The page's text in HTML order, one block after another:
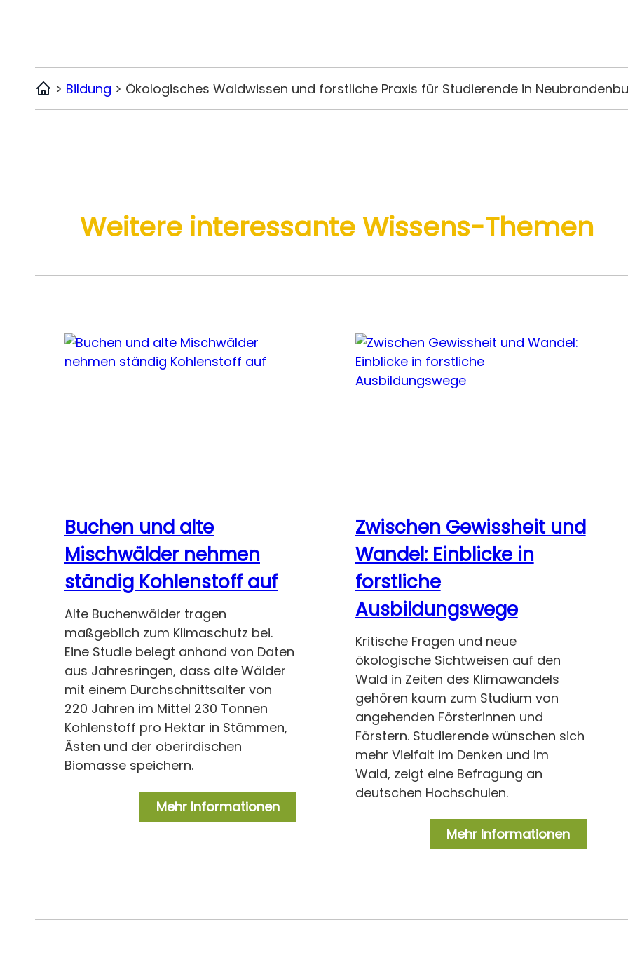
Home
> Bildung > Ökologisches Waldwissen und forstliche Praxis für Studierende in
Weitere interessante Wissens-Themen
Buchen und alte
Mischwälder nehmen
ständig Kohlenstoff auf
Alte Buchenwälder tragen
maßgeblich zum Klimaschutz bei.
Eine Studie belegt anhand von Daten
aus Jahresringen, dass alte Wälder
mit einem Durchschnittsalter von
220 Jahren im Mittel 230 Tonnen
Kohlenstoff pro Hektar in Stämmen,
Ästen und der oberirdischen
Biomasse speichern.
Mehr Informationen
Zwischen Gewissheit und
Wandel: Einblicke in
forstliche
Ausbildungswege
Kritische Fragen und neue
ökologische Sichtweisen auf den
Wald in Zeiten des Klimawandels
gehören kaum zum Studium von
angehenden Försterinnen und
Förstern. Studierende wünschen sich
mehr Vielfalt im Denken und im
Wald, zeigt eine Befragung an
deutschen Hochschulen.
Mehr Informationen